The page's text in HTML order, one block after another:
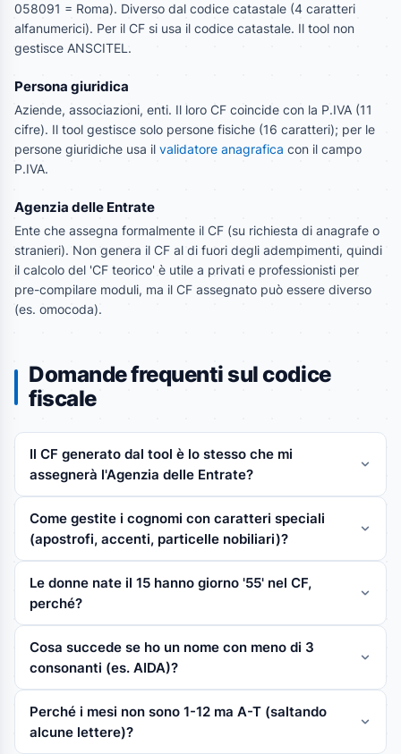
058091 = Roma). Diverso dal codice catastale (4 caratteri
alfanumerici). Per il CF si usa il codice catastale. Il tool non
gestisce ANSCITEL.
Persona giuridica
Aziende, associazioni, enti. Il loro CF coincide con la P.IVA (11
cifre). Il tool gestisce solo persone fisiche (16 caratteri); per le
persone giuridiche usa il validatore anagrafica con il campo
P.IVA.
Agenzia delle Entrate
Ente che assegna formalmente il CF (su richiesta di anagrafe o
stranieri). Non genera il CF al di fuori degli adempimenti, quindi
il calcolo del 'CF teorico' è utile a privati e professionisti per
pre-compilare moduli, ma il CF assegnato può essere diverso
(es. omocoda).
Domande frequenti sul codice
fiscale
Il CF generato dal tool è lo stesso che mi
assegnerà l'Agenzia delle Entrate?
Come gestite i cognomi con caratteri speciali
(apostrofi, accenti, particelle nobiliari)?
Le donne nate il 15 hanno giorno '55' nel CF,
perché?
Cosa succede se ho un nome con meno di 3
consonanti (es. AIDA)?
Perché i mesi non sono 1-12 ma A-T (saltando
alcune lettere)?